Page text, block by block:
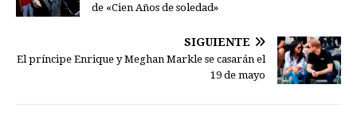
de «Cien Años de soledad»
SIGUIENTE
El príncipe Enrique y Meghan Markle se casarán el
19 de mayo